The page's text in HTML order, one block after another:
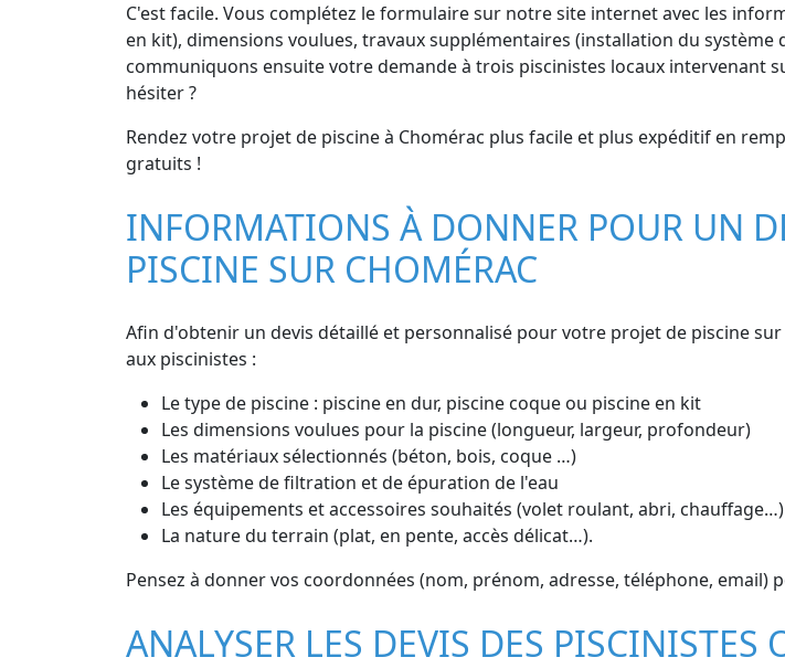
C'est facile. Vous complétez le formulaire sur notre site internet avec les
en kit), dimensions voulues, travaux supplémentaires (installation du
communiquons ensuite votre demande à trois piscinistes locaux intervenant
hésiter ?
Rendez votre projet de piscine à Chomérac plus facile et plus expéditif en
gratuits !
INFORMATIONS À DONNER POUR UN
PISCINE SUR CHOMÉRAC
Afin d'obtenir un devis détaillé et personnalisé pour votre projet de piscine
aux piscinistes :
Le type de piscine : piscine en dur, piscine coque ou piscine en kit
Les dimensions voulues pour la piscine (longueur, largeur, profondeur)
Les matériaux sélectionnés (béton, bois, coque …)
Le système de filtration et de épuration de l'eau
Les équipements et accessoires souhaités (volet roulant, abri, chauffage…)
La nature du terrain (plat, en pente, accès délicat…).
Pensez à donner vos coordonnées (nom, prénom, adresse, téléphone, email)
ANALYSER LES DEVIS DES PISCINISTES